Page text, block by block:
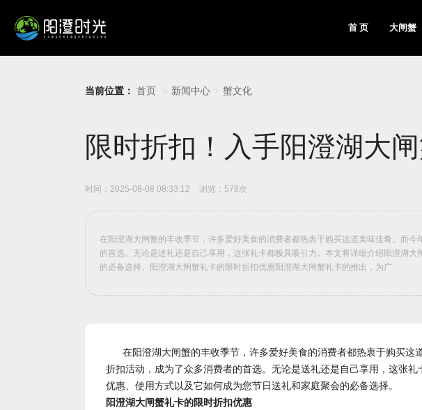
首 页 大闸蟹
当前位置： 首页 > 新闻中心 > 蟹文化
限时折扣！入手阳澄湖大
时间：2025-08-08 08:33:12 浏览：578次
在阳澄湖大闸蟹的丰收季节，许多爱好美食的消费者都热衷于购买这道美味佳肴。而
的首选。无论是送礼还是自己享用，这张礼卡都极具吸引力。本文将详细介绍阳澄湖
的必备选择。阳澄湖大闸蟹礼卡的限时折扣优惠阳澄湖大闸蟹礼卡的推出，为广
在阳澄湖大闸蟹的丰收季节，许多爱好美食的消费者都热衷于购买
折扣活动，成为了众多消费者的首选。无论是送礼还是自己享用，这张
优惠、使用方式以及它如何成为您节日送礼和家庭聚会的必备选择。
阳澄湖大闸蟹礼卡的限时折扣优惠